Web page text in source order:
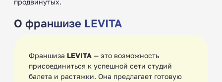
О франшизе LEVITA
Франшиза LEVITA — это возможность
присоединиться к успешной сети студий
балета и растяжки. Она предлагает готовую